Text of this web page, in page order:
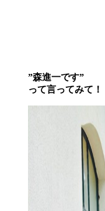
”森進一です”
って言ってみて！